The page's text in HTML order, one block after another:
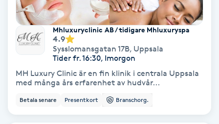
Coachning
Color correction
Cryoterapi
Mhluxuryclinic AB / tidigare Mhluxuryspa
4.9
Sysslomansgatan 17B, Uppsala
Tider fr. 16:30, Imorgon
MH Luxury Clinic är en fin klinik i centrala Uppsala
med många års erfarenhet av hudvår...
Betala senare Presentkort Branschorg.